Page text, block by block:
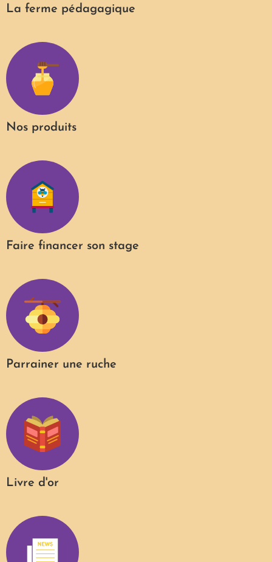
La ferme pédagagique
Nos produits
Faire financer son stage
Parrainer une ruche
Livre d'or